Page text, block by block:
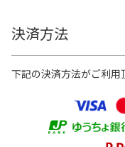
決済方法
下記の決済方法がご利用